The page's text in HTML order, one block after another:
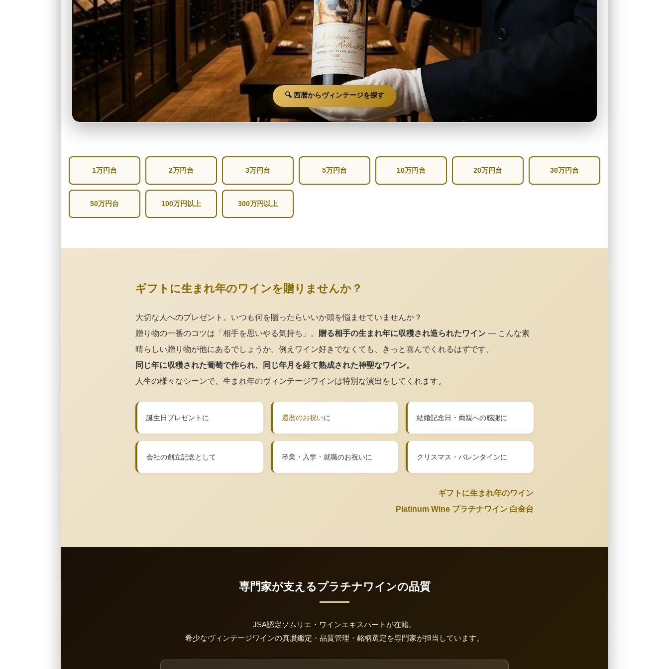
🔍 西暦からヴィンテージを探す
1万円台 2万円台 3万円台 5万円台 10万円台 20万円台 30万円台
50万円台 100万円以上 300万円以上
ギフトに生まれ年のワインを贈りませんか？
大切な人へのプレゼント。いつも何を贈ったらいいか頭を悩ませていませんか？
贈り物の一番のコツは「相手を思いやる気持ち」。 贈る相手の生まれ年に収穫され造られたワイン — こんな素
晴らしい贈り物が他にあるでしょうか。例えワイン好きでなくても、きっと喜んでくれるはずです。
同じ年に収穫された葡萄で作られ、同じ年月を経て熟成された神聖なワイン。
人生の様々なシーンで、生まれ年のヴィンテージワインは特別な演出をしてくれます。
誕生日プレゼントに 還暦のお祝いに 結婚記念日・両親への感謝に
会社の創立記念として 卒業・入学・就職のお祝いに クリスマス・バレンタインに
ギフトに生まれ年のワイン
Platinum Wine プラチナワイン 白金台
専門家が支えるプラチナワインの品質
JSA認定ソムリエ・ワインエキスパートが在籍。
希少なヴィンテージワインの真贋鑑定・品質管理・銘柄選定を専門家が担当しています。